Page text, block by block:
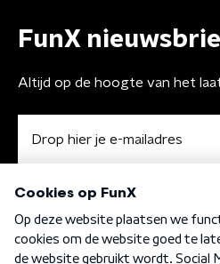
FunX
Altijd op de hoogte van het